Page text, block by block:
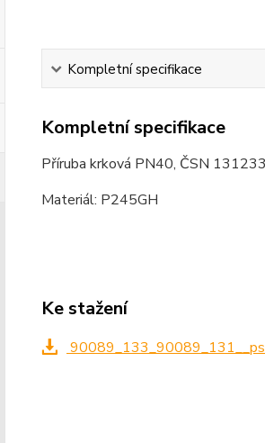
Kompletní specifikace
Kompletní specifikace
Příruba krková PN40, ČSN 131233
Materiál: P245GH
Ke stažení